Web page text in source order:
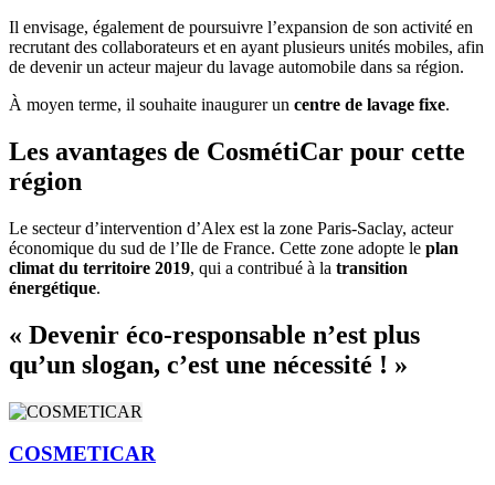
Il envisage, également de poursuivre l’expansion de son activité en
recrutant des collaborateurs et en ayant plusieurs unités mobiles, afin
de devenir un acteur majeur du lavage automobile dans sa région.
À moyen terme, il souhaite inaugurer un centre de lavage fixe.
Les avantages de CosmétiCar pour cette
région
Le secteur d’intervention d’Alex est la zone Paris-Saclay, acteur
économique du sud de l’Ile de France. Cette zone adopte le plan
climat du territoire 2019, qui a contribué à la transition
énergétique.
« Devenir éco-responsable n’est plus
qu’un slogan, c’est une nécessité ! »
COSMETICAR